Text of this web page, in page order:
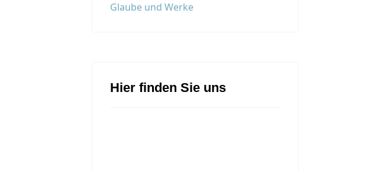
Glaube und Werke
Hier finden Sie uns